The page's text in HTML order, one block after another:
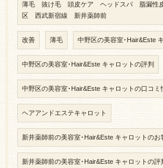
薄毛 抜け毛 頭皮ケア ヘッドスパ 脂漏性
区 西武新宿線 新井薬師前
改善 薄毛 中野区の美容室･Hair&Este
中野区の美容室･Hair&Este キャロットの評判
中野区の美容室･Hair&Este キャロットの口コミ
ヘアアンドエステキャロット
新井薬師前の美容室･Hair&Este キャロットのお
新井薬師前の美容室･Hair&Este キャロットの評